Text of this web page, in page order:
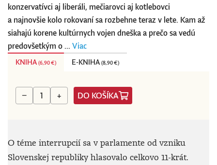
konzervatívci aj liberáli, mečiarovci aj kotlebovci
a najnovšie kolo rokovaní sa rozbehne teraz v lete. Kam až
siahajú korene kultúrnych vojen dneška a prečo sa vedú
predovšetkým o ... Viac
KNIHA (6,90 €) E-KNIHA (8,90 €)
− + DO KOŠÍKA
O téme interrupcií sa v parlamente od vzniku
Slovenskej republiky hlasovalo celkovo 11-krát.